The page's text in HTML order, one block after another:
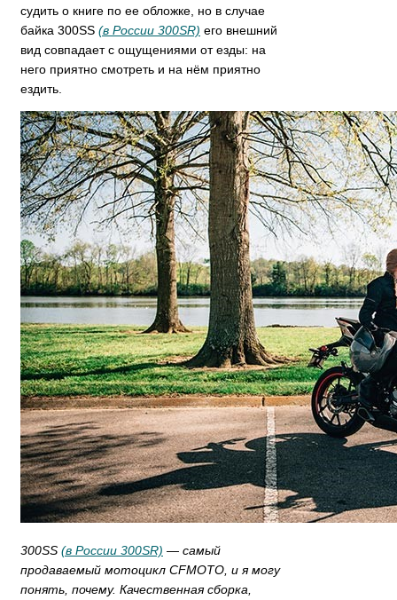
судить о книге по ее обложке, но в случае
байка 300SS (в России 300SR) его внешний
вид совпадает с ощущениями от езды: на
него приятно смотреть и на нём приятно
ездить.
300SS (в России 300SR) — самый
продаваемый мотоцикл CFMOTO, и я могу
понять, почему. Качественная сборка,